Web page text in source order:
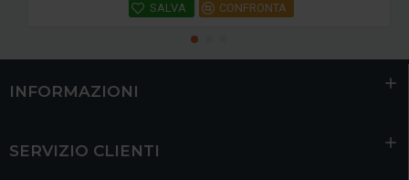
SALVA CONFRONTA
INFORMAZIONI
SERVIZIO CLIENTI